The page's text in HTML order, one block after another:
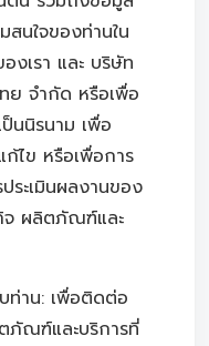
สนใจของท่านใน
เรา และ บริษัท
ทย จำกัด หรือเพื่อ
นนิรนาม เพื่อ
ไข หรือเพื่อการ
ระเมินผลงานของ
จ ผลิตภัณฑ์และ
ท่าน: เพื่อติดต่อ
ภัณฑ์และบริการที่